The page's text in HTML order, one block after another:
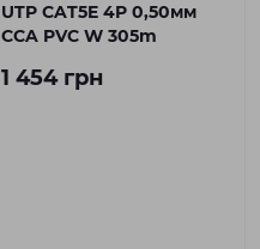
UTP CAT5E 4P 0,50мм
CCA PVC W 305m
1 454 грн